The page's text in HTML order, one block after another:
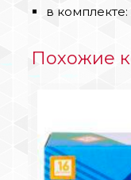
в
Похожие